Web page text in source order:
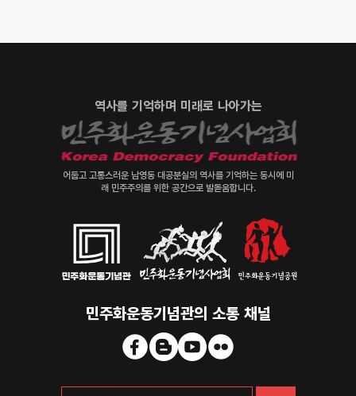
역사를 기억하며 미래로 나아가는
어둡고 고통스러운 남영동 대공분실의 역사를 기억하는 동시에 미
래 민주주의를 위한 공간으로 발돋움합니다.
민주화운동기념관의 소통 채널